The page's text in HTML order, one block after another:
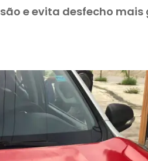
e evita desfecho mais